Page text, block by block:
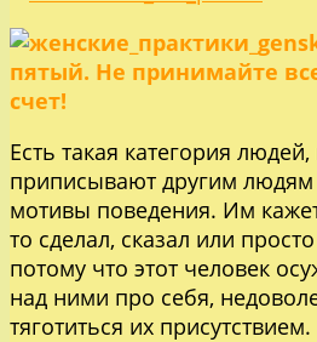
пятый. Не принимайте
счет!
Есть такая категория
приписывают другим
мотивы поведения. Им
то сделал, сказал или
потому что этот человек
над ними про себя,
тяготиться их присутствием.